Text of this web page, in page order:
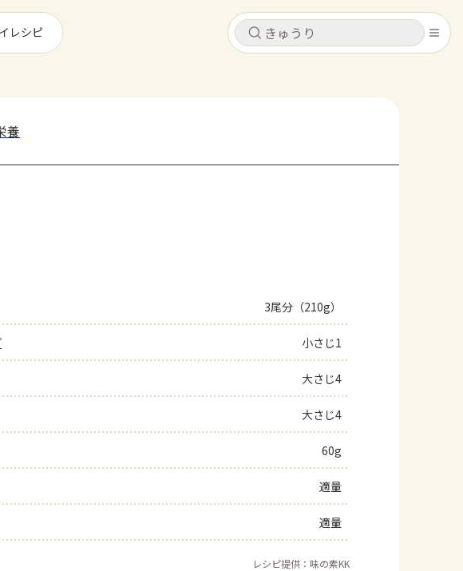
キャンセル
よくあるお問い合わせ
お買い物
キャンセル
レシピ
養
3尾分（210g）
小さじ1
大さじ4
大さじ4
60g
適量
適量
レシピ提供：味の素KK